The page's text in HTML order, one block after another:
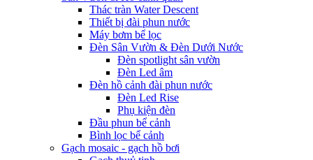
Thác tràn Water Descent
Thiết bị đài phun nước
Máy bơm bể lọc
Đèn Sân Vườn & Đèn Dưới Nước
Đèn spotlight sân vườn
Đèn Led âm
Đèn hồ cảnh đài phun nước
Đèn Led Rise
Phụ kiện đèn
Đầu phun bể cảnh
Bình lọc bể cảnh
Gạch mosaic - gạch hồ bơi